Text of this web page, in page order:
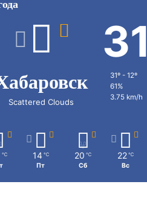
Scattered Clouds
31
31º - 12º
61%
3.75 km/h
℃ 14 ℃
Пт
20 ℃
Сб
22 ℃
Вс